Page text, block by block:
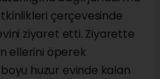
çerçevesinde
ziyaret etti. Ziyarette
ellerini öperek
huzur evinde kalan